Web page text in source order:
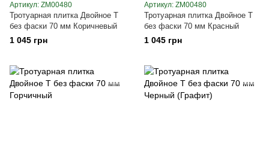
Артикул: ZM00480
Тротуарная плитка Двойное Т
без фаски 70 мм Коричневый
1 045 грн
Артикул: ZM00480
Тротуарная плитка Двойное Т
без фаски 70 мм Красный
1 045 грн